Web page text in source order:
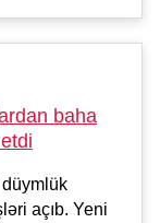
baha
açıb. Yeni